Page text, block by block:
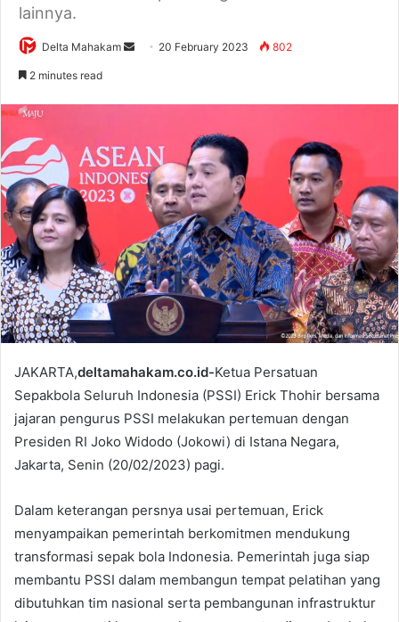
lainnya.
Delta Mahakam
n
e
m
i
l
20 February 2023 802
2 minutes read
JAKARTA,deltamahakam.co.id-Ketua Persatuan
Sepakbola Seluruh Indonesia (PSSI) Erick Thohir bersama
jajaran pengurus PSSI melakukan pertemuan dengan
Presiden RI Joko Widodo (Jokowi) di Istana Negara,
Jakarta, Senin (20/02/2023) pagi.
Dalam keterangan persnya usai pertemuan, Erick
menyampaikan pemerintah berkomitmen mendukung
transformasi sepak bola Indonesia. Pemerintah juga siap
membantu PSSI dalam membangun tempat pelatihan yang
dibutuhkan tim nasional serta pembangunan infrastruktur